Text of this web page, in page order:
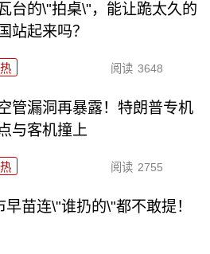
台的\"拍桌\"，能让跪太久的
站起来吗？
阅读 3648
管漏洞再暴露！特朗普专机
与客机撞上
阅读 2755
苗连\"谁扔的\"都不敢提！